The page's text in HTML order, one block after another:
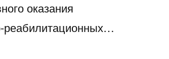
оказания
реабилитационных…